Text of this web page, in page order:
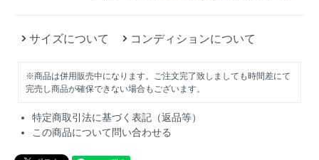
サイズについて コンディションについて
※商品は併用販売中になります。ご注文完了致しましても時間差にて
完売し商品が確保できない場合もございます。
特定商取引法に基づく表記（返品等）
この商品について問い合わせる